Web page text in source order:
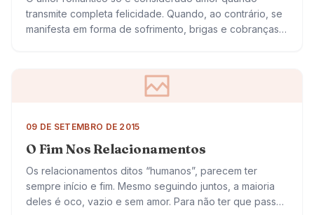
transmite completa felicidade. Quando, ao contrário, se
manifesta em forma de sofrimento, brigas e cobranças,
09 DE SETEMBRO DE 2015
O Fim Nos Relacionamentos
Os relacionamentos ditos “humanos”, parecem ter
sempre início e fim. Mesmo seguindo juntos, a maioria
deles é oco, vazio e sem amor. Para não ter que passar